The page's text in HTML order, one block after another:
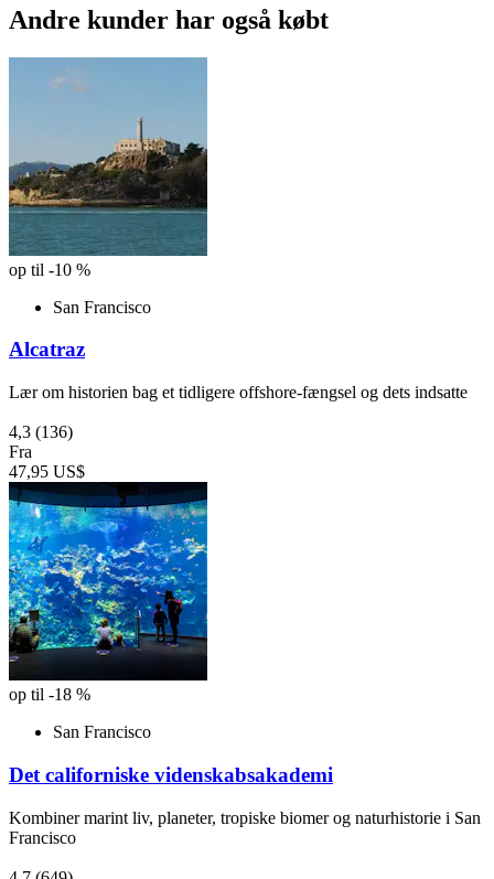
Andre kunder har også købt
op til -10 %
San Francisco
Alcatraz
Lær om historien bag et tidligere offshore-fængsel og dets indsatte
4,3 (136)
Fra
47,95 US$
op til -18 %
San Francisco
Det californiske videnskabsakademi
Kombiner marint liv, planeter, tropiske biomer og naturhistorie i San
Francisco